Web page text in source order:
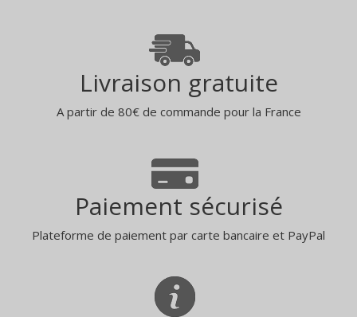
Livraison gratuite
A partir de 80€ de commande pour la France
Paiement sécurisé
Plateforme de paiement par carte bancaire et PayPal